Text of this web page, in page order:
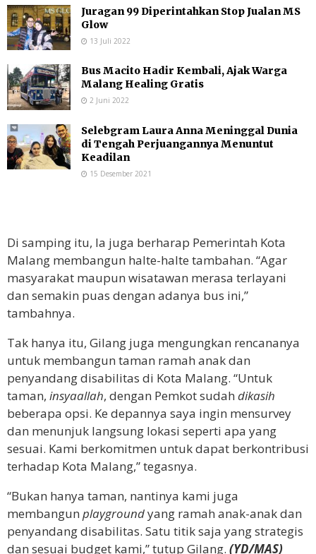
Juragan 99 Diperintahkan Stop Jualan MS
Glow
13 Juli 2022
Bus Macito Hadir Kembali, Ajak Warga
Malang Healing Gratis
2 Juni 2022
Selebgram Laura Anna Meninggal Dunia
di Tengah Perjuangannya Menuntut
Keadilan
15 Desember 2021
Di samping itu, Ia juga berharap Pemerintah Kota
Malang membangun halte-halte tambahan. “Agar
masyarakat maupun wisatawan merasa terlayani
dan semakin puas dengan adanya bus ini,”
tambahnya.
Tak hanya itu, Gilang juga mengungkan rencananya
untuk membangun taman ramah anak dan
penyandang disabilitas di Kota Malang. “Untuk
taman, insyaallah, dengan Pemkot sudah dikasih
beberapa opsi. Ke depannya saya ingin mensurvey
dan menunjuk langsung lokasi seperti apa yang
sesuai. Kami berkomitmen untuk dapat berkontribusi
terhadap Kota Malang,” tegasnya.
“Bukan hanya taman, nantinya kami juga
membangun playgroundyang ramah anak-anak dan
penyandang disabilitas. Satu titik saja yang strategis
dan sesuai budget kami,” tutup Gilang. (YD/MAS)